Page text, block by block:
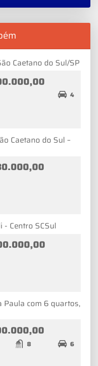
Caetano do Sul/SP
4
Caetano do Sul –
Centro SCSul
Paula com 6 quartos,
8 6